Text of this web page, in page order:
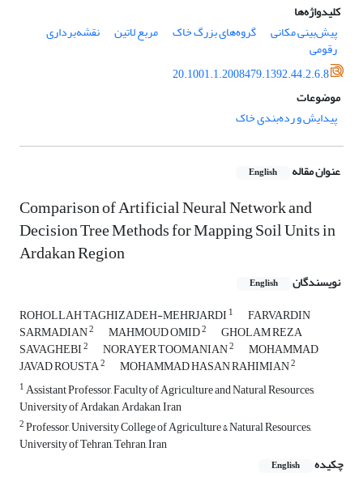
کلیدواژه‌ها
پیش‌بینی مکانی
گروه‌های بزرگ خاک مربع لاتین نقشه‌برداری
رقومی
20.1001.1.2008479.1392.44.2.6.8
موضوعات
پیدایش و رده‌بندی خاک
عنوان مقاله English
Comparison of Artificial Neural Network and
Decision Tree Methods for Mapping Soil Units in
Ardakan Region
نویسندگان English
ROHOLLAH TAGHIZADEH-MEHRJARDI 1 FARVARDIN
SARMADIAN2 MAHMOUD OMID2 GHOLAM REZA
SAVAGHEBI2 NORAYER TOOMANIAN2 MOHAMMAD
JAVAD ROUSTA2 MOHAMMAD HASAN RAHIMIAN2
1Assistant Professor, Faculty of Agriculture and Natural Resources,
University of Ardakan, Ardakan, Iran
2Professor, University College of Agriculture & Natural Resources,
University of Tehran, Tehran, Iran
چکیده
English